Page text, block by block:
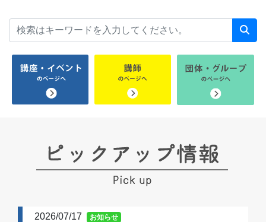
2026/07/17 お知らせ